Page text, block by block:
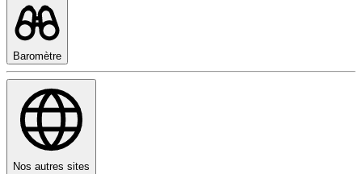
Baromètre
Nos autres sites